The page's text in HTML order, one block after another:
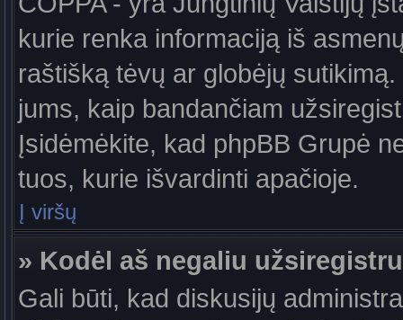
kurie renka informaciją iš
raštišką tėvų ar globėjų
jums, kaip bandančiam
Įsidėmėkite, kad phpBB Grupė
tuos, kurie išvardinti apačioje.
Į viršų
» Kodėl aš negaliu
Gali būti, kad diskusijų